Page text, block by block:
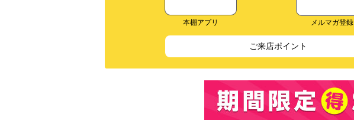
本棚アプリ メルマガ登録
ご来店ポイント